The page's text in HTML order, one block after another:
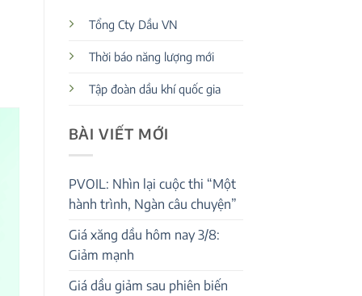
Tổng Cty Dầu VN
Thời báo năng lượng mới
Tập đoàn dầu khí quốc gia
BÀI VIẾT MỚI
PVOIL: Nhìn lại cuộc thi “Một
hành trình, Ngàn câu chuyện”
Giá xăng dầu hôm nay 3/8:
Giảm mạnh
Giá dầu giảm sau phiên biến